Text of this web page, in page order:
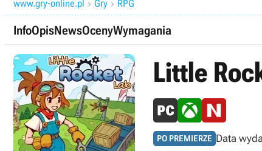
www.gry-online.pl  Gry  RPG
InfoOpisNewsOcenyWymagania
Little
PO PREMIERZE Data